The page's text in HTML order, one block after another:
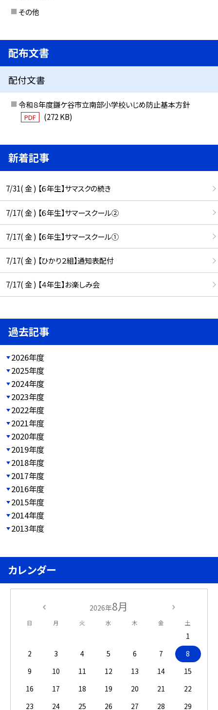
その他
配布文書
配付文書
令和８年度鎌ケ谷市立南部小学校いじめ防止基本方針
PDF (272 KB)
新着記事
7/31( 金 ) 【６年生】サマスクの続き
7/17( 金 ) 【６年生】サマースクール②
7/17( 金 ) 【６年生】サマースクール①
7/17( 金 ) 【ひかり２組】通知表配付
7/17( 金 ) 【４年生】お楽しみ会
過去記事
2026年度
2025年度
2024年度
2023年度
2022年度
2021年度
2020年度
2019年度
2018年度
2017年度
2016年度
2015年度
2014年度
2013年度
カレンダー
2026年8月
日 月 火 水 木 金 土
1
2
3 4 5 6 7
8
9
10 11 12 13 14
15
16
17 18 19 20 21
22
23
24 25 26 27 28 29